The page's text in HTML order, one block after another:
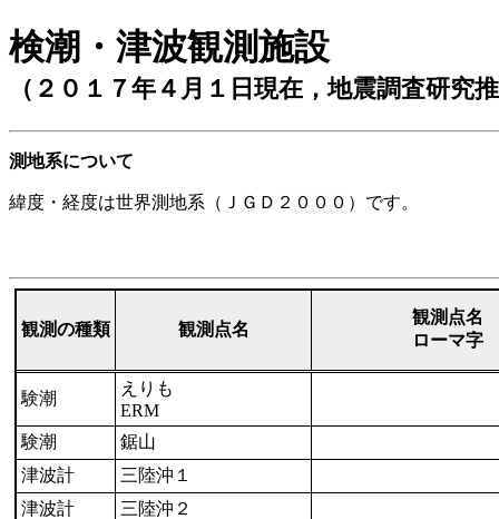
検潮・津波観測施設
（２０１７年４月１日現在，地震調査研究
測地系について
緯度・経度は世界測地系（ＪＧＤ２０００）です。
観測の種類 観測点名
観測点名
ローマ字
験潮
えりも
ERM
験潮
鋸山
津波計
三陸沖１
津波計
三陸沖２